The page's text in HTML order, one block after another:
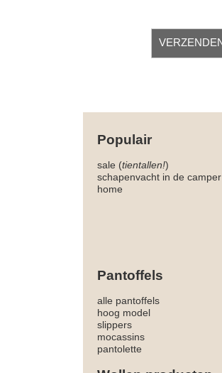
Populair
sale (tientallen!)
schapenvacht in de camper
home
Pantoffels
alle pantoffels
hoog model
slippers
mocassins
pantolette